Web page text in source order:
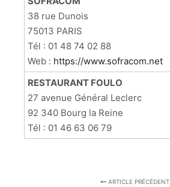
38 rue Dunois
75013 PARIS
Tél : 01 48 74 02 88
Web : https://www.sofracom.net
RESTAURANT FOULO
27 avenue Général Leclerc
92 340 Bourg la Reine
Tél : 01 46 63 06 79
ARTICLE PRÉCÉDENT